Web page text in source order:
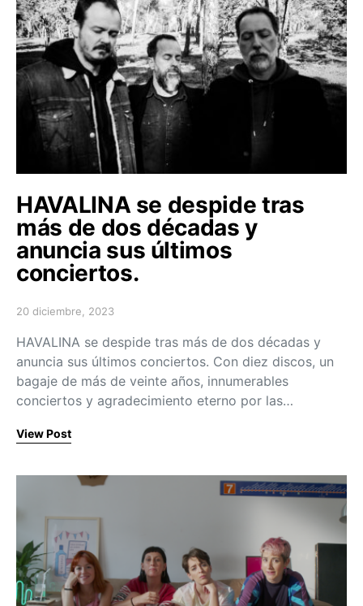
HAVALINA se despide tras
más de dos décadas y
anuncia sus últimos
conciertos.
Posted on
20 diciembre, 2023
HAVALINA se despide tras más de dos décadas y
anuncia sus últimos conciertos. Con diez discos, un
bagaje de más de veinte años, innumerables
conciertos y agradecimiento eterno por las…
View Post